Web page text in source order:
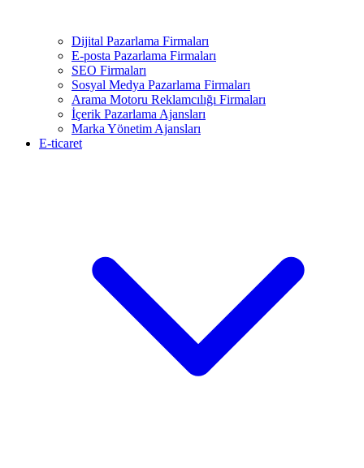
Dijital Pazarlama Firmaları
E-posta Pazarlama Firmaları
SEO Firmaları
Sosyal Medya Pazarlama Firmaları
Arama Motoru Reklamcılığı Firmaları
İçerik Pazarlama Ajansları
Marka Yönetim Ajansları
E-ticaret